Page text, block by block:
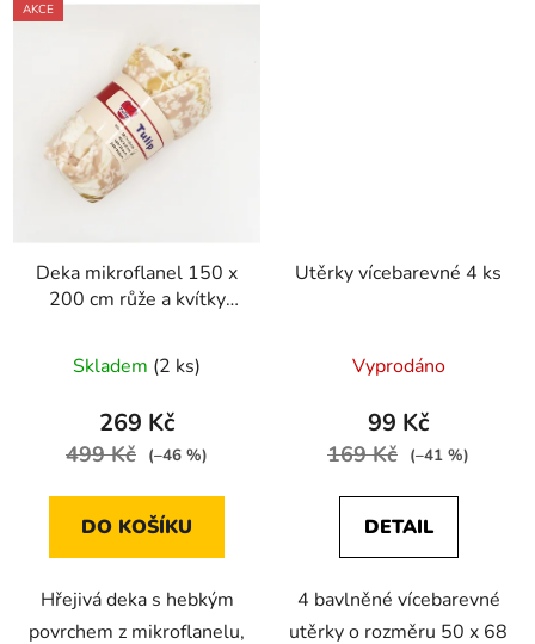
AKCE
Deka mikroflanel 150 x
200 cm růže a kvítky
Skladem (2 ks)
269 Kč
499 Kč (–46 %)
DO KOŠÍKU
Hřejivá deka s hebkým
povrchem z mikroflanelu,
Utěrky vícebarevné 4 ks
Vyprodáno
99 Kč
169 Kč (–41 %)
DETAIL
4 bavlněné vícebarevné
utěrky o rozměru 50 x 68